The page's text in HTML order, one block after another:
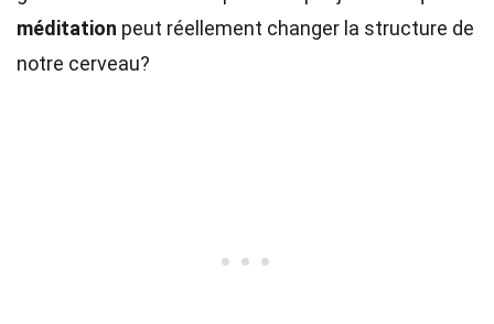
méditation peut réellement changer la structure de
notre cerveau?